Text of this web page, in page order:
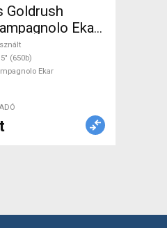
Goldrush
Ekar
ELADÓ
(650b)
Ekar